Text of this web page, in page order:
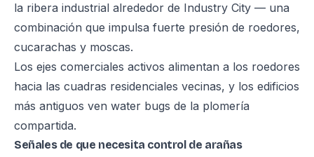
la ribera industrial alrededor de Industry City — una
combinación que impulsa fuerte presión de roedores,
cucarachas y moscas.
Los ejes comerciales activos alimentan a los roedores
hacia las cuadras residenciales vecinas, y los edificios
más antiguos ven water bugs de la plomería
compartida.
Señales de que necesita control de arañas